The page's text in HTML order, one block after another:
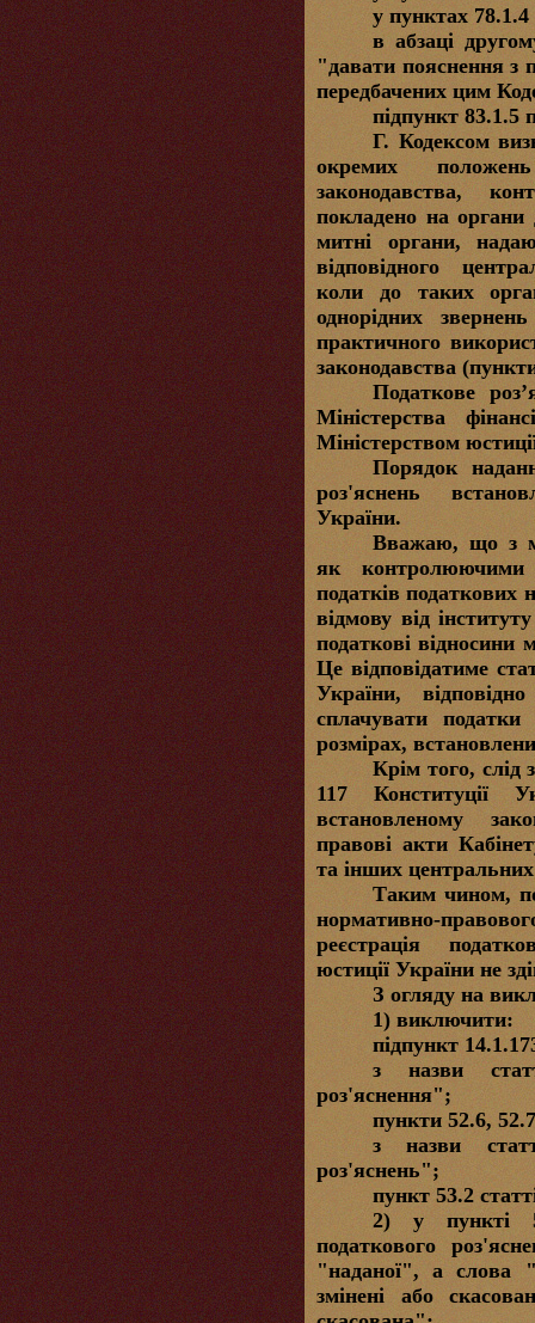
у пунктах
в абзаці
"давати пояснення з
передбачених цим
підпункт 83.1.5
Г.Кодексом
окремих
законодавства,
покладено на органи
митні органи,
відповідного
коли до таких
однорідних
практичного
законодавства
Податкове
Міністерства
Міністерством
Порядок
роз'яснень
України.
Вважаю, що з
як
податків податкових
відмову від
податкові відносини
Це відповідатиме
України,
сплачувати
розмірах,
Крім того, слід
117 Конституції
встановленому
правові акти
та інших
Таким чином,
нормативно-
реєстрація
юстиції України не
З огляду на
1) виключити:
підпункт
з назви
роз'яснення";
пункти 52.6,
з назви
роз'яснень";
пункт 53.2
2) у пункті
податкового
"наданої", а слова
змінені або